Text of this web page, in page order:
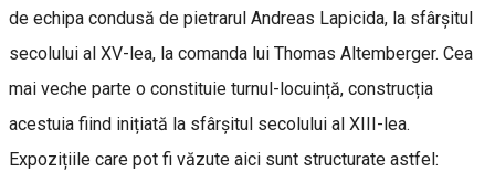
de echipa condusă de pietrarul Andreas Lapicida, la sfârșitul
secolului al XV-lea, la comanda lui Thomas Altemberger. Cea
mai veche parte o constituie turnul-locuință, construcția
acestuia fiind inițiată la sfârșitul secolului al XIII-lea.
Expozițiile care pot fi văzute aici sunt structurate astfel: